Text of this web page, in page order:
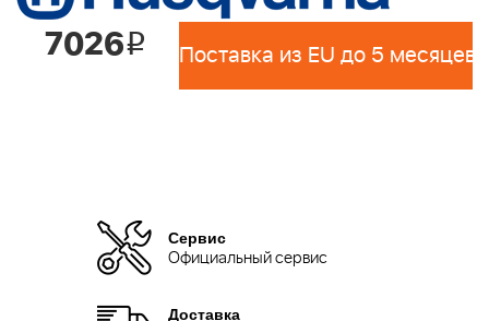
7026i Поставка из EU до 5 месяцев
Сервис
Официальный сервис
Доставка